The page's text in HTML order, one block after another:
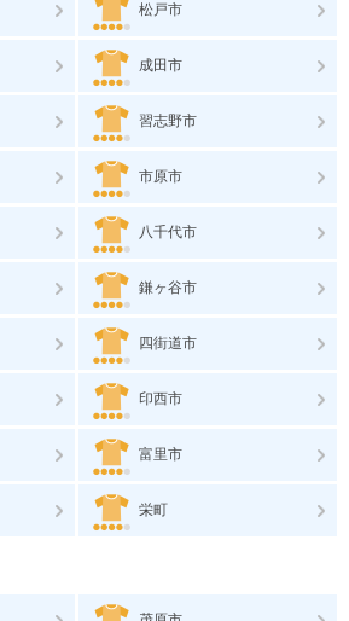
松戸市
成田市
習志野市
市原市
八千代市
鎌ヶ谷市
四街道市
印西市
富里市
栄町